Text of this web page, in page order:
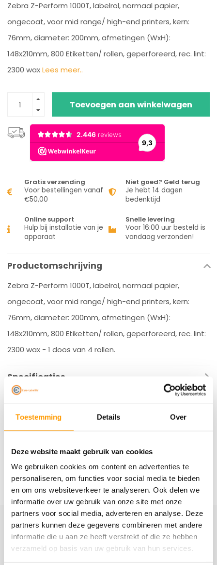
Toestemming Details Over
Deze website maakt gebruik van cookies
We gebruiken cookies om content en advertenties te
personaliseren, om functies voor social media te bieden
en om ons websiteverkeer te analyseren. Ook delen we
informatie over uw gebruik van onze site met onze
partners voor social media, adverteren en analyse. Deze
partners kunnen deze gegevens combineren met andere
informatie die u aan ze heeft verstrekt of die ze hebben
verzameld op basis van uw gebruik van hun services.
Zebra Z-Perform 1000T, labelrol, normaal papier,
ongecoat, voor mid range/ high-end printers, kern:
76mm, diameter: 200mm, afmetingen (WxH):
148x210mm, 800 Etiketten/ rollen, geperforeerd, rec. lint:
2300 waxLees meer..
Toevoegen aan winkelwagen
Gratis verzending
Voor bestellingen vanaf
€50,00
Niet goed? Geld terug
Je hebt 14 dagen
bedenktijd
Online support
Hulp bij installatie van je
apparaat
Snelle levering
Voor 16:00 uur besteld is
vandaag verzonden!
Productomschrijving
Zebra Z-Perform 1000T, labelrol, normaal papier,
ongecoat, voor mid range/ high-end printers, kern:
76mm, diameter: 200mm, afmetingen (WxH):
148x210mm, 800 Etiketten/ rollen, geperforeerd, rec. lint:
2300 wax - 1 doos van 4 rollen.
Specificaties
Reviews
Gerelateerde producten
Schrijf je hier in voor onze nieuwsbrief
Ontvang onze nieuwste aanbiedingen en